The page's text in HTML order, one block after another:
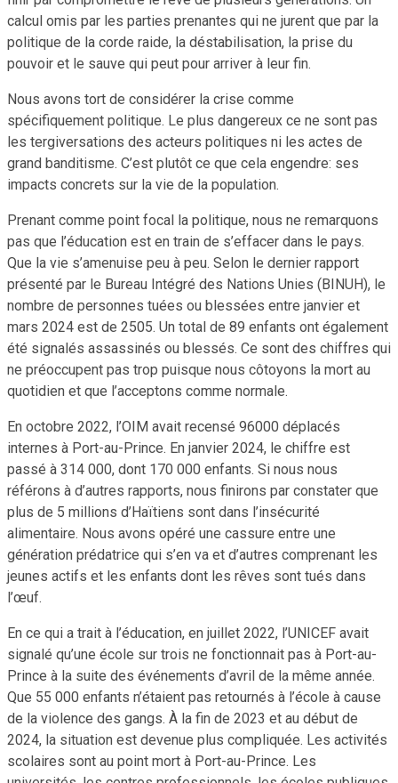
calcul omis par les parties prenantes qui ne jurent que par la
politique de la corde raide, la déstabilisation, la prise du
pouvoir et le sauve qui peut pour arriver à leur fin.
Nous avons tort de considérer la crise comme
spécifiquement politique. Le plus dangereux ce ne sont pas
les tergiversations des acteurs politiques ni les actes de
grand banditisme. C’est plutôt ce que cela engendre: ses
impacts concrets sur la vie de la population.
Prenant comme point focal la politique, nous ne remarquons
pas que l’éducation est en train de s’effacer dans le pays.
Que la vie s’amenuise peu à peu. Selon le dernier rapport
présenté par le Bureau Intégré des Nations Unies (BINUH), le
nombre de personnes tuées ou blessées entre janvier et
mars 2024 est de 2505. Un total de 89 enfants ont également
été signalés assassinés ou blessés. Ce sont des chiffres qui
ne préoccupent pas trop puisque nous côtoyons la mort au
quotidien et que l’acceptons comme normale.
En octobre 2022, l’OIM avait recensé 96000 déplacés
internes à Port-au-Prince. En janvier 2024, le chiffre est
passé à 314 000, dont 170 000 enfants. Si nous nous
référons à d’autres rapports, nous finirons par constater que
plus de 5 millions d’Haïtiens sont dans l’insécurité
alimentaire. Nous avons opéré une cassure entre une
génération prédatrice qui s’en va et d’autres comprenant les
jeunes actifs et les enfants dont les rêves sont tués dans
l’œuf.
En ce qui a trait à l’éducation, en juillet 2022, l’UNICEF avait
signalé qu’une école sur trois ne fonctionnait pas à Port-au-
Prince à la suite des événements d’avril de la même année.
Que 55 000 enfants n’étaient pas retournés à l’école à cause
de la violence des gangs. À la fin de 2023 et au début de
2024, la situation est devenue plus compliquée. Les activités
scolaires sont au point mort à Port-au-Prince. Les